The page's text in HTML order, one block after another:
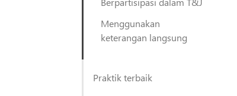
Menggunakan
keterangan langsung
Praktik terbaik